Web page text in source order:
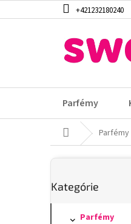
na
+421232180240
Parfémy
DomovParfémy
o
n
ý
kategórie
Kategórie
Parfémy